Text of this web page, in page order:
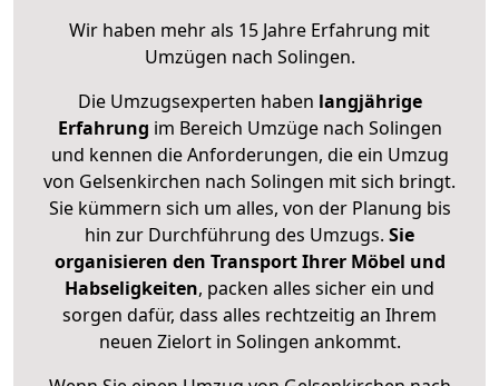
Wir haben mehr als 15 Jahre Erfahrung mit
Umzügen nach Solingen.
Die Umzugsexperten haben langjährige
Erfahrung im Bereich Umzüge nach Solingen
und kennen die Anforderungen, die ein Umzug
von Gelsenkirchen nach Solingen mit sich bringt.
Sie kümmern sich um alles, von der Planung bis
hin zur Durchführung des Umzugs. Sie
organisieren den Transport Ihrer Möbel und
Habseligkeiten, packen alles sicher ein und
sorgen dafür, dass alles rechtzeitig an Ihrem
neuen Zielort in Solingen ankommt.